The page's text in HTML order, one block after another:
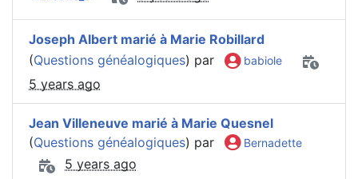
Joseph Albert marié à Marie Robillard
(Questions généalogiques) par babiole
5 years ago
Jean Villeneuve marié à Marie Quesnel
(Questions généalogiques) par Bernadette
5 years ago